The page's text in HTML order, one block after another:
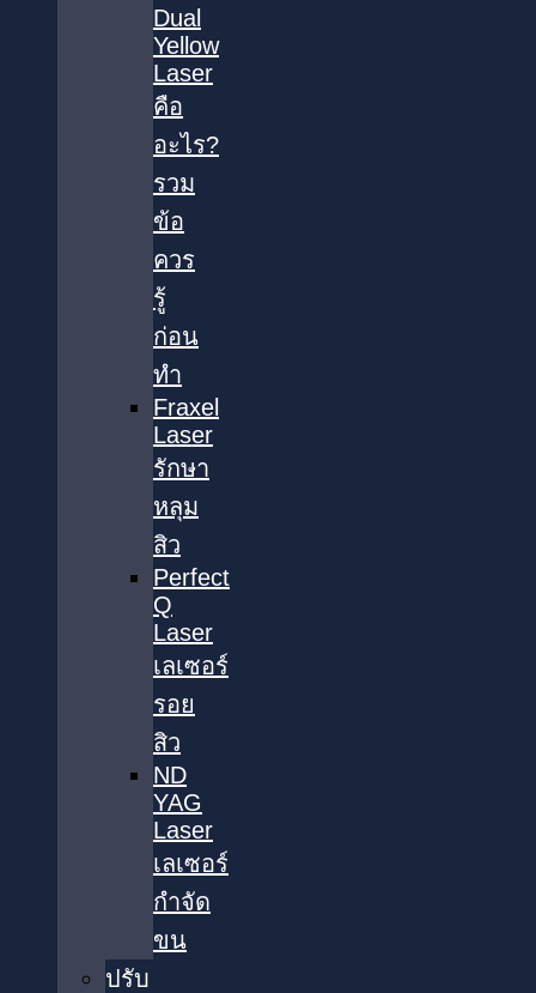
Dual
Yellow
Laser
คือ
อะไร?
รวม
ข้อ
ควร
รู้
ก่อน
ทำ
Fraxel
Laser
รักษา
หลุม
สิว
Perfect
Q
Laser
เลเซอร์
รอย
สิว
ND
YAG
Laser
เลเซอร์
กำจัด
ขน
ปรับ